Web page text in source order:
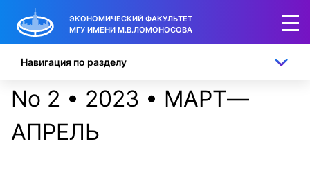
ЭКОНОМИЧЕСКИЙ ФАКУЛЬТЕТ
МГУ ИМЕНИ М.В.ЛОМОНОСОВА
No 2 • 2023 • МАРТ—
АПРЕЛЬ
Навигация по разделу